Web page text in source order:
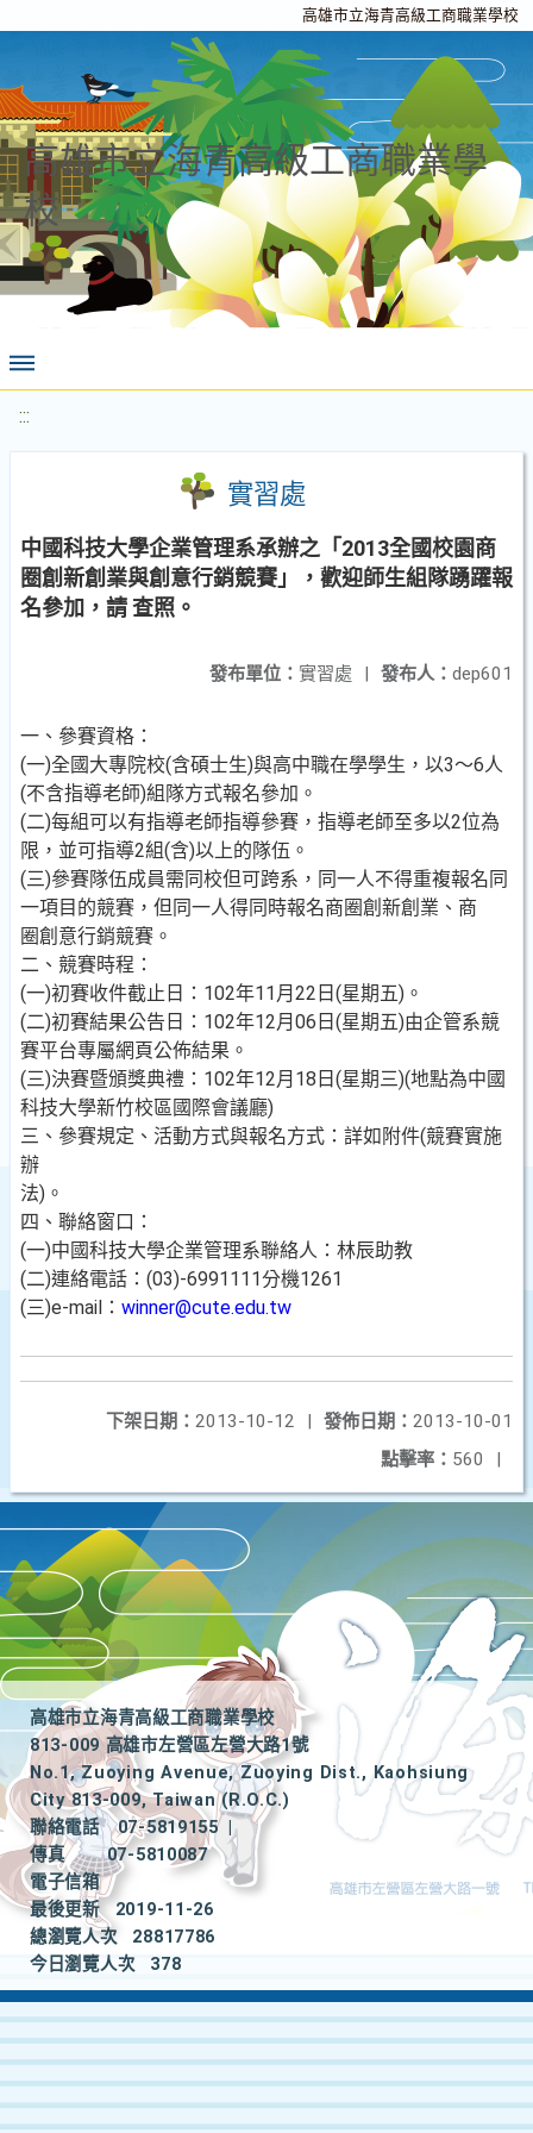
高雄市立海青高級工商職業學校
高雄市立海青高級工商職業學
校
:::
實習處
中國科技大學企業管理系承辦之「2013全國校園商
圈創新創業與創意行銷競賽」，歡迎師生組隊踴躍報
名參加，請 查照。
發布人： dep601
發布單位： 實習處 |
一、參賽資格：
(一)全國大專院校(含碩士生)與高中職在學學生，以3～6人
(不含指導老師)組隊方式報名參加。
(二)每組可以有指導老師指導參賽，指導老師至多以2位為
限，並可指導2組(含)以上的隊伍。
(三)參賽隊伍成員需同校但可跨系，同一人不得重複報名同
一項目的競賽，但同一人得同時報名商圈創新創業、商
圈創意行銷競賽。
二、競賽時程：
(一)初賽收件截止日：102年11月22日(星期五)。
(二)初賽結果公告日：102年12月06日(星期五)由企管系競
賽平台專屬網頁公佈結果。
(三)決賽暨頒獎典禮：102年12月18日(星期三)(地點為中國
科技大學新竹校區國際會議廳)
三、參賽規定、活動方式與報名方式：詳如附件(競賽實施
辦
法)。
四、聯絡窗口：
(一)中國科技大學企業管理系聯絡人：林辰助教
(二)連絡電話：(03)-6991111分機1261
(三)e-mail： winner@cute.edu.tw
發佈日期： 2013-10-01
下架日期： 2013-10-12
|
點擊率： 560 |
高雄市立海青高級工商職業學校
813-009 高雄市左營區左營大路1號
No.1, Zuoying Avenue, Zuoying Dist., Kaohsiung
City 813-009, Taiwan (R.O.C.)
聯絡電話
07-5819155
|
傳真
07-5810087
電子信箱
最後更新
2019-11-26
總瀏覽人次
28817786
今日瀏覽人次
378